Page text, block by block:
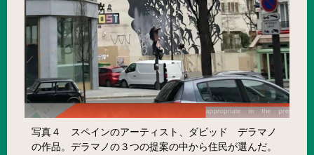
写真４ スペインのアーティスト、ダビッド デラマノ
の作品。デラマノの３つの提案の中から住民が選んだ。